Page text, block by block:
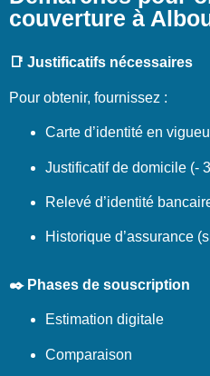
couverture à
📑 Justificatifs nécessaires
Pour obtenir, fournissez :
Carte d’identité en
Justificatif de domicile (-
Relevé d’identité
Historique d’assurance
✒️ Phases de souscription
Estimation digitale
Comparaison